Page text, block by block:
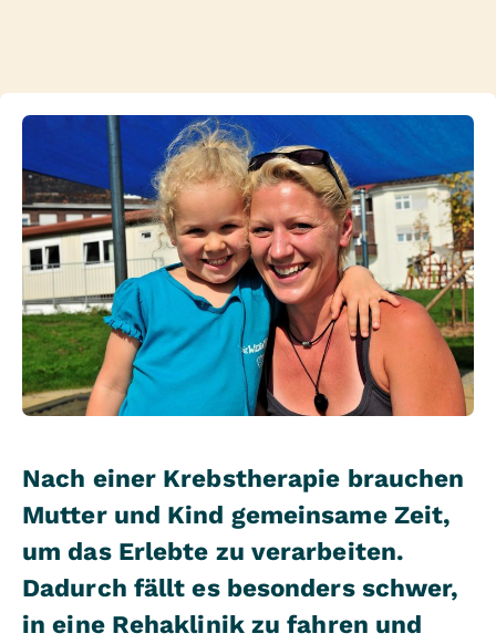
Nach einer Krebstherapie brauchen
Mutter und Kind gemeinsame Zeit,
um das Erlebte zu verarbeiten.
Dadurch fällt es besonders schwer,
in eine Rehaklinik zu fahren und